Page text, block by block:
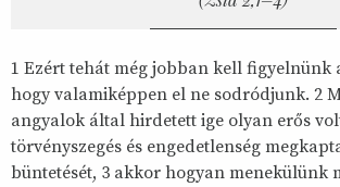
1 Ezért tehát még jobban kell figyelnünk
hogy valamiképpen el ne sodródjunk. 2
angyalok által hirdetett ige olyan erős
törvényszegés és engedetlenség
büntetését, 3 akkor hogyan menekülünk